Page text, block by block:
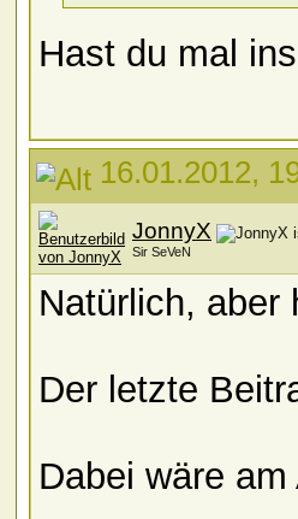
Hast du mal
16.01.2012,
JonnyX
Sir SeVeN
Natürlich, aber
Der letzte
Dabei wäre